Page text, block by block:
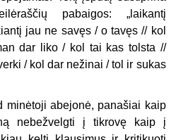
pabaigos: „laikantį
jau ne savęs / o tavęs // kol
dar liko / kol tai kas tolsta //
/ kol dar nežinai / tol ir sukas
minėtoji abejonė, panašiai kaip
nebežvelgti į tikrovę kaip į